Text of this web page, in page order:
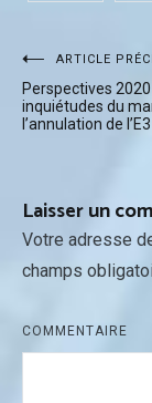
de
ARTICLE
Perspectives 2020
inquiétudes du
l’annulation de l’E3
Laisser un
Votre adresse
champs
COMMENTAIRE